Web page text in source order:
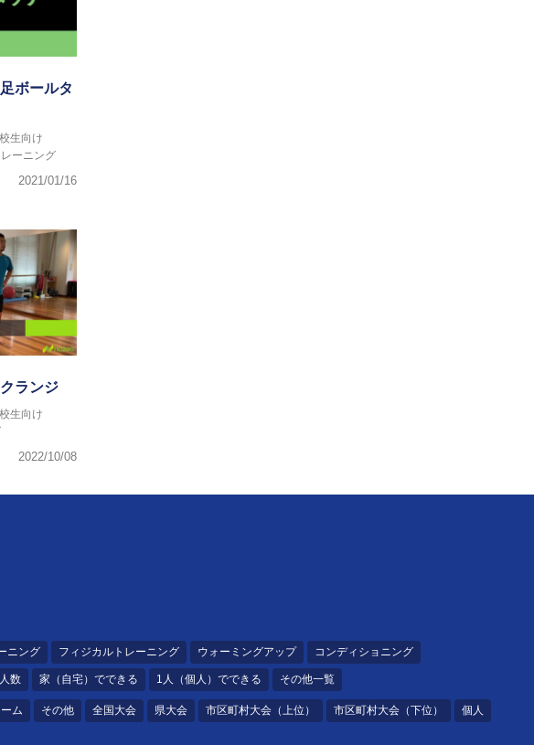
ボールタ
生向け
ーニング
2021/01/16
ランジ
生向け
2022/10/08
ニング フィジカルトレーニング ウォーミングアップ コンディショニング
数 家（自宅）でできる 1人（個人）でできる その他一覧
ム その他 全国大会 県大会 市区町村大会（上位） 市区町村大会（下位） 個人